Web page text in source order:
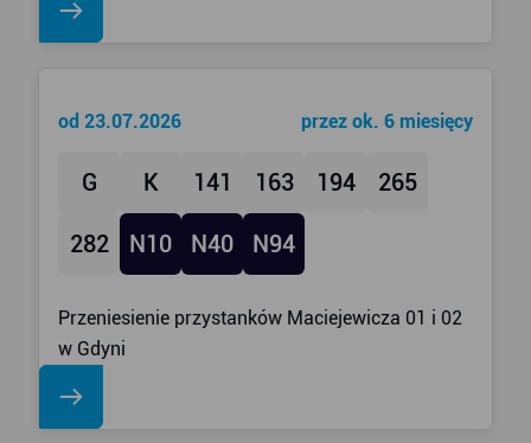
od 23.07.2026 przez ok. 6 miesięcy
G K 141 163 194 265
282 N10 N40 N94
Przeniesienie przystanków Maciejewicza 01 i 02
w Gdyni